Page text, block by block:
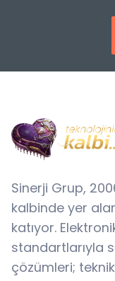
Sinerji Grup,
kalbinde yer
katıyor.
standartlarıyla
çözümleri;